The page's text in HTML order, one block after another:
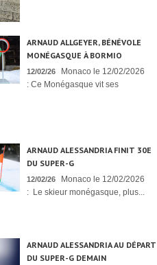
ARNAUD ALLGEYER, BÉNÉVOLE
MONÉGASQUE À BORMIO
12/02/26
Monaco le 12/02/2026
: Ce Monégasque vit ses
ARNAUD ALESSANDRIA FINIT 30E
DU SUPER-G
12/02/26
Monaco le 12/02/2026
: Le skieur monégasque, plus...
ARNAUD ALESSANDRIA AU DÉPART
DU SUPER-G DEMAIN